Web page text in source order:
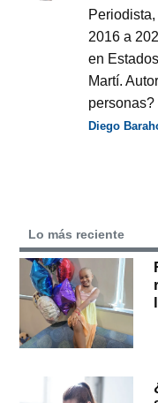
2016 a
en
Martí.
Diego
Lo más reciente